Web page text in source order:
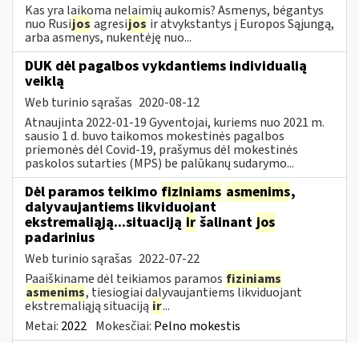
Kas yra laikoma nelaimių aukomis? Asmenys, bėgantys
nuo Rusijos agresijos ir atvykstantys į Europos Sąjungą,
arba asmenys, nukentėję nuo...
DUK dėl pagalbos vykdantiems individualią
veiklą
Web turinio sąrašas 2020-08-12
Atnaujinta 2022-01-19 Gyventojai, kuriems nuo 2021 m.
sausio 1 d. buvo taikomos mokestinės pagalbos
priemonės dėl Covid-19, prašymus dėl mokestinės
paskolos sutarties (MPS) be palūkanų sudarymo...
Dėl paramos teikimo fiziniams asmenims,
dalyvaujantiems likviduojant
ekstremaliąją...situaciją ir šalinant jos
padarinius
Web turinio sąrašas 2022-07-22
Paaiškiname dėl teikiamos paramos fiziniams
asmenims, tiesiogiai dalyvaujantiems likviduojant
ekstremaliąją situaciją ir...
Metai: 2022 Mokesčiai: Pelno mokestis